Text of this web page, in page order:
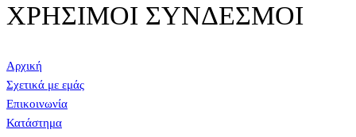
ΧΡΗΣΙΜΟΙ ΣΥΝΔΕΣΜΟΙ
Αρχική
Σχετικά με εμάς
Επικοινωνία
Κατάστημα